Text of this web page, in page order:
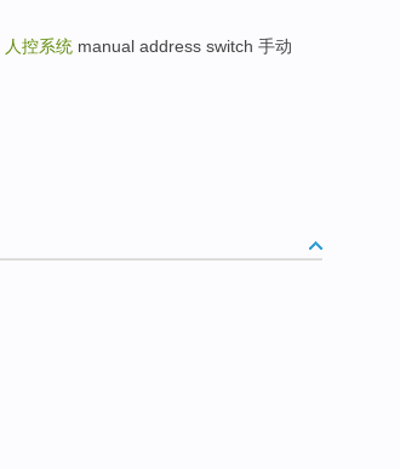
人控系统 manual address switch 手动